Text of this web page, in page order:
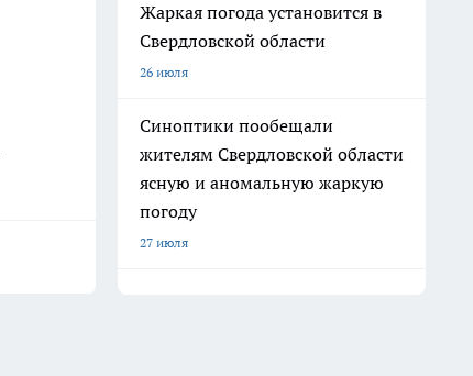
Жаркая погода установится в
Свердловской области
26 июля
Синоптики пообещали
жителям Свердловской области
ясную и аномальную жаркую
погоду
27 июля